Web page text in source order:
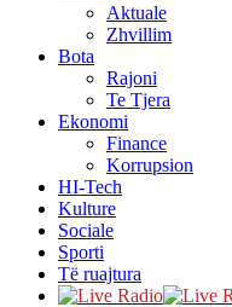
Aktuale
Zhvillim
Bota
Rajoni
Te Tjera
Ekonomi
Finance
Korrupsion
HI-Tech
Kulture
Sociale
Sporti
Të ruajtura